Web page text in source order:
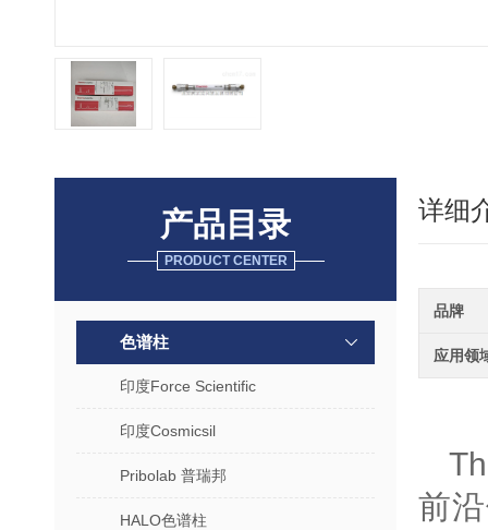
产品目录
PRODUCT CENTER
色谱柱
印度Force Scientific
印度Cosmicsil
Pribolab 普瑞邦
HALO色谱柱
详细
品牌
应用领
前